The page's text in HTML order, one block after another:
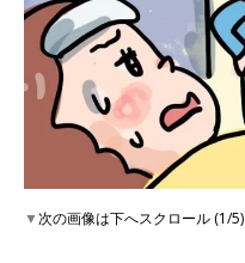
▼次の画像は下へスクロール (1/5)